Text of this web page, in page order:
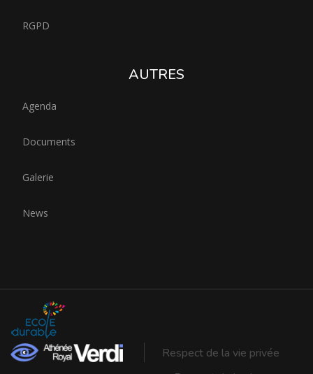
RGPD
AUTRES
Agenda
Documents
Galerie
News
Respect de la vie privée